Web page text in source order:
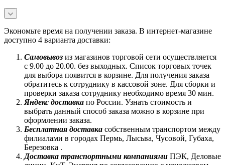
Экономьте время на получении заказа. В интернет-магазине
доступно 4 варианта доставки:
Самовывоз из магазинов торговой сети осуществляется
с 9.00 до 20.00. без выходных. Список торговых точек
для выбора появится в корзине. Для получения заказа
обратитесь к сотруднику в кассовой зоне. Для сборки и
проверки заказа сотруднику необходимо время 30 мин.
Яндекс доставка по России. Узнать стоимость и
выбрать данный способ заказа можно в корзине при
оформлении заказа.
Бесплатная доставка собственным транспортом между
филиалами в городах Пермь, Лысьва, Чусовой, Губаха,
Березовка .
Доставка транспортными компаниями ПЭК, Деловые